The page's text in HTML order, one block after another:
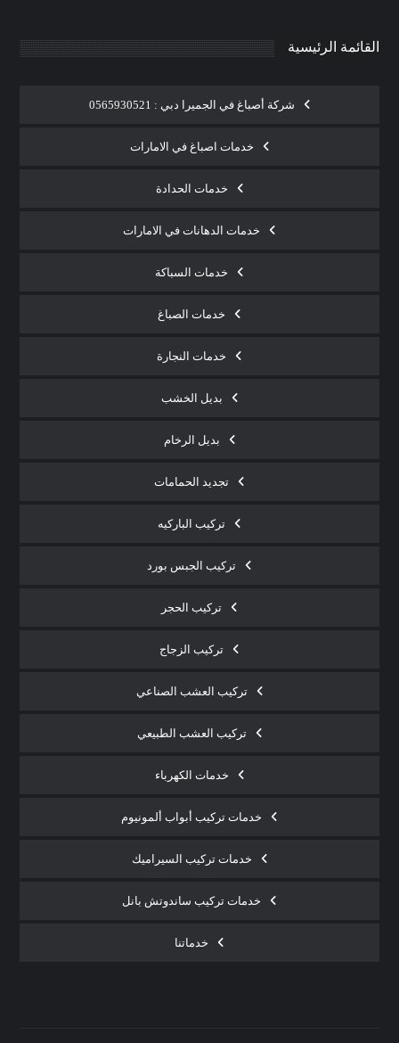
القائمة الرئيسية
شركة أصباغ في الجميرا دبي : 0565930521
خدمات اصباغ في الامارات
خدمات الحدادة
خدمات الدهانات في الامارات
خدمات السباكة
خدمات الصباغ
خدمات النجارة
بديل الخشب
بديل الرخام
تجديد الحمامات
تركيب الباركيه
تركيب الجبس بورد
تركيب الحجر
تركيب الزجاج
تركيب العشب الصناعي
تركيب العشب الطبيعي
خدمات الكهرباء
خدمات تركيب أبواب ألمونيوم
خدمات تركيب السيراميك
خدمات تركيب ساندوتش بانل
خدماتنا